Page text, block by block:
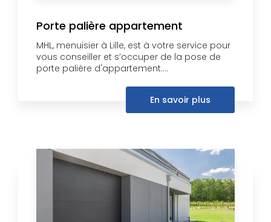
Porte palière appartement
MHL, menuisier à Lille, est à votre service pour
vous conseiller et s’occuper de la pose de
porte palière d'appartement....
En savoir plus